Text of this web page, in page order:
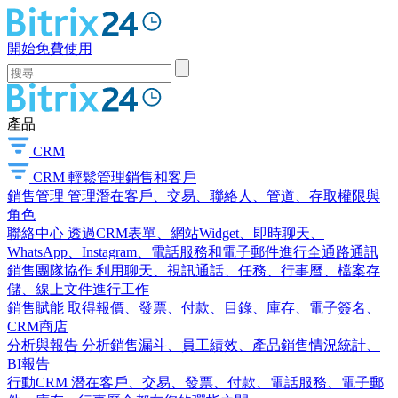
開始免費使用
產品
CRM
CRM 輕鬆管理銷售和客戶
銷售管理 管理潛在客戶、交易、聯絡人、管道、存取權限與
角色
聯絡中心 透過CRM表單、網站Widget、即時聊天、
WhatsApp、Instagram、電話服務和電子郵件進行全通路通訊
銷售團隊協作 利用聊天、視訊通話、任務、行事曆、檔案存
儲、線上文件進行工作
銷售賦能 取得報價、發票、付款、目錄、庫存、電子簽名、
CRM商店
分析與報告 分析銷售漏斗、員工績效、產品銷售情況統計、
BI報告
行動CRM 潛在客戶、交易、發票、付款、電話服務、電子郵